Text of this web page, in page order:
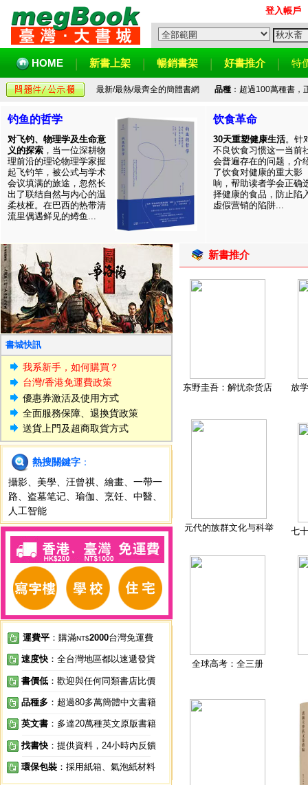
登入帳戶
HOME 新書上架 暢銷書架 好書推介 特
最新/最熱/最齊全的簡體書網 品種：超過100萬種書，
钓鱼的哲学
对飞钓、物理学及生命意
义的探索 ，当一位深耕物
理前沿的理论物理学家握
起飞钓竿，被公式与学术
会议填满的旅途，忽然长
出了联结自然与内心的温
柔枝桠。在巴西的热带清
流里偶遇鲜见的鳟鱼...
饮食革命
30天重塑健康生活。针
不良饮食习惯这一当前
会普遍存在的问题，介
了饮食对健康的重大影
响，帮助读者学会正确
择健康的食品，防止陷
虚假营销的陷阱...
書城快訊
我系新手，如何購買？
台灣/香港免運費政策
優惠券激活及使用方式
全面服務保障、退換貨政策
送貨上門及超商取貨方式
熱搜關鍵字 ：
攝影
美學 汪曾祺 繪畫
一帶一
路
盗墓笔记 瑜伽 烹饪 中醫
人工智能
運費平 ：購滿NT$2000台灣免運費
速度快 ：全台灣地區都以速遞發貨
書價低 ：歡迎與任何同類書店比價
品種多 ：超過80多萬簡體中文書籍
英文書 ：多達20萬種英文原版書籍
找書快 ：提供資料，24小時內反饋
環保包裝 ：採用紙箱、氣泡紙材料
新書推介
东野圭吾：解忧杂货店 放
元代的族群文化与科举 七
全球高考：全三册